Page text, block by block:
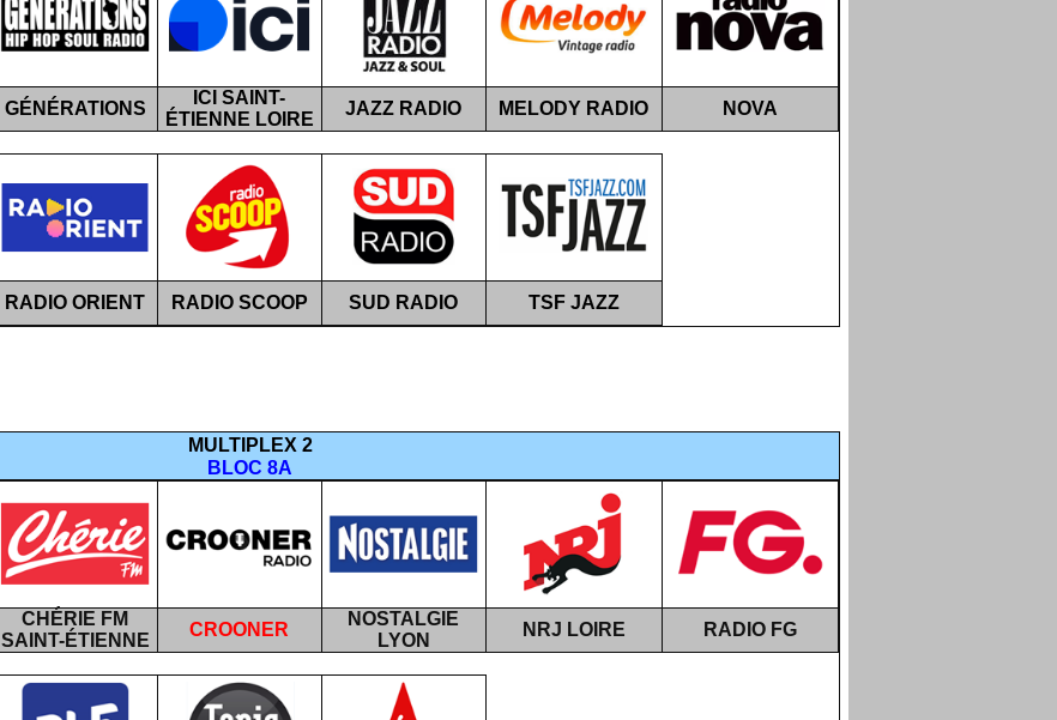
GÉNÉRATIONS
ICI SAINT-
ÉTIENNE LOIRE
JAZZ RADIO MELODY RADIO NOVA
RADIO ORIENT RADIO SCOOP SUD RADIO TSF JAZZ
MULTIPLEX 2
BLOC 8A
CHÉRIE FM
SAINT-ÉTIENNE
CROONER
NOSTALGIE
LYON
NRJ LOIRE RADIO FG